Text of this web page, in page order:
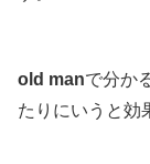
old manで分か
たりにいうと効